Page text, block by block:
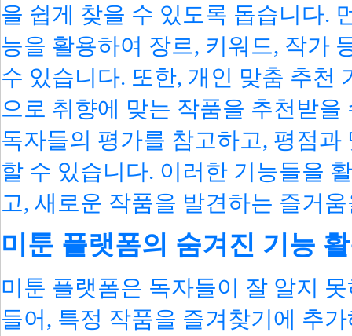
을 쉽게 찾을 수 있도록 돕습니다.
능을 활용하여 장르, 키워드, 작가
수 있습니다. 또한, 개인 맞춤 추천
으로 취향에 맞는 작품을 추천받
독자들의 평가를 참고하고, 평점
할 수 있습니다. 이러한 기능들을
고, 새로운 작품을 발견하는 즐거
미툰 플랫폼의 숨겨진 기능
미툰 플랫폼은 독자들이 잘 알지
들어, 특정 작품을 즐겨찾기에 추